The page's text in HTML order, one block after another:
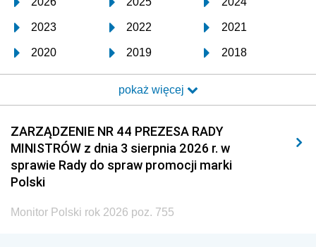
2023 2022 2021
2020 2019 2018
2017 2016 2015
2014 2013 2012
2011 2010 2009
2008 2007 2006
2005
pokaż więcej
ZARZĄDZENIE NR 44 PREZESA RADY
MINISTRÓW z dnia 3 sierpnia 2026 r. w
sprawie Rady do spraw promocji marki
Polski
Monitor Polski rok 2026 poz. 755